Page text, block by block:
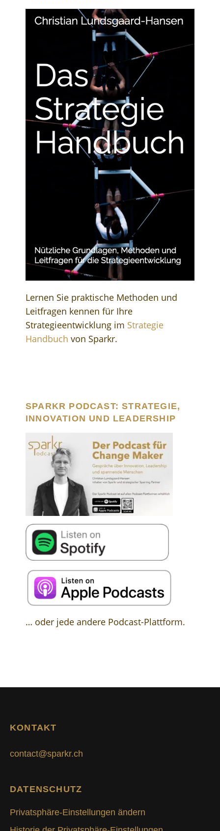
Lernen Sie praktische Methoden und
Leitfragen kennen für Ihre
Strategieentwicklung im Strategie
Handbuch von Sparkr.
SPARKR PODCAST: STRATEGIE,
INNOVATION UND LEADERSHIP
… oder jede andere Podcast-Plattform.
KONTAKT
contact@sparkr.ch
DATENSCHUTZ
Privatsphäre-Einstellungen ändern